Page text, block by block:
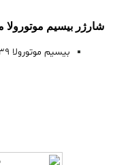
شارژر بیسیم
بیسیم موتورولا GP329/GP339